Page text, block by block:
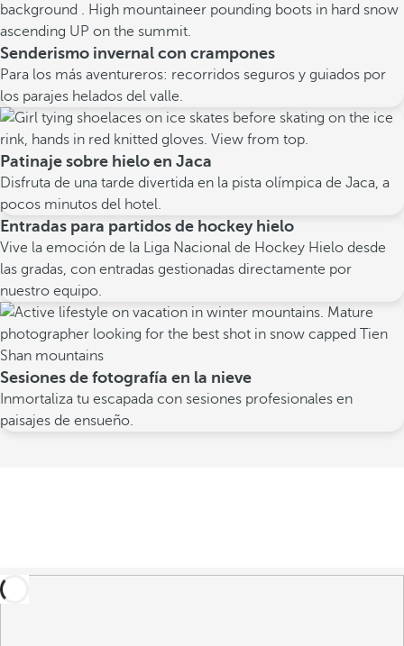
Senderismo invernal con crampones
Para los más aventureros: recorridos seguros y guiados por
los parajes helados del valle.
Patinaje sobre hielo en Jaca
Disfruta de una tarde divertida en la pista olímpica de Jaca, a
pocos minutos del hotel.
Entradas para partidos de hockey hielo
Vive la emoción de la Liga Nacional de Hockey Hielo desde
las gradas, con entradas gestionadas directamente por
nuestro equipo.
Sesiones de fotografía en la nieve
Inmortaliza tu escapada con sesiones profesionales en
paisajes de ensueño.